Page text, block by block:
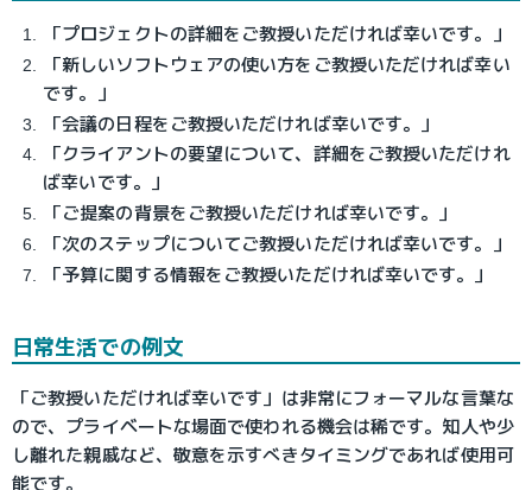
「プロジェクトの詳細をご教授いただければ幸いです。」
「新しいソフトウェアの使い方をご教授いただければ幸い
です。」
「会議の日程をご教授いただければ幸いです。」
「クライアントの要望について、詳細をご教授いただけれ
ば幸いです。」
「ご提案の背景をご教授いただければ幸いです。」
「次のステップについてご教授いただければ幸いです。」
「予算に関する情報をご教授いただければ幸いです。」
日常生活での例文
「ご教授いただければ幸いです」は非常にフォーマルな言葉な
ので、プライベートな場面で使われる機会は稀です。知人や少
し離れた親戚など、敬意を示すべきタイミングであれば使用可
能です。